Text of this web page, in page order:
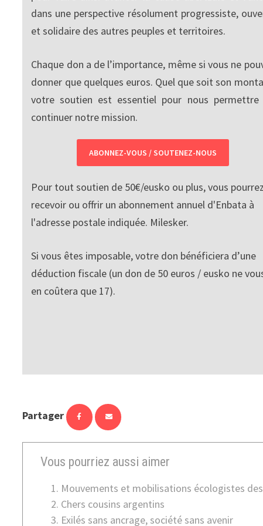
dans une perspective résolument progressiste,
et solidaire des autres peuples et territoires.
Chaque don a de l’importance, même si vous ne
donner que quelques euros. Quel que soit son
votre soutien est essentiel pour nous permettre
continuer notre mission.
ABONNEZ-VOUS / SOUTENEZ-NOUS
Pour tout soutien de 50€/eusko ou plus, vous pourrez
recevoir ou offrir un abonnement annuel d'Enbata à
l'adresse postale indiquée. Milesker.
Si vous êtes imposable, votre don bénéficiera d’une
déduction fiscale (un don de 50 euros / eusko ne
en coûtera que 17).
Partager
Vous pourriez aussi aimer
Mouvements et mobilisations écologistes
Chers cousins argentins
Exilés sans ancrage, société sans avenir